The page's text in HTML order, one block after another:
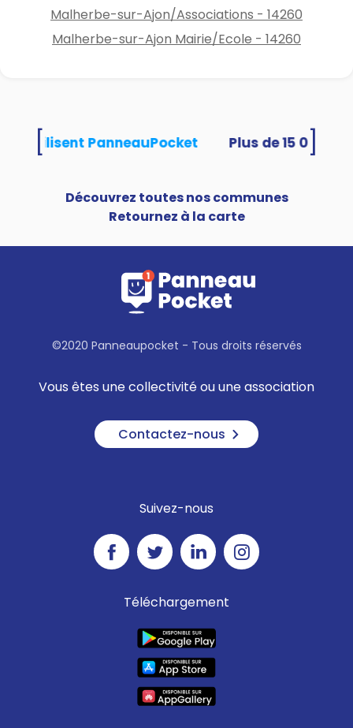
Malherbe-sur-Ajon/Associations - 14260
Malherbe-sur-Ajon Mairie/Ecole - 14260
utilisent PanneauPocket
Découvrez toutes nos communes
Retournez à la carte
©2020 Panneaupocket - Tous droits réservés
Vous êtes une collectivité ou une association
Contactez-nous
Suivez-nous
Téléchargement